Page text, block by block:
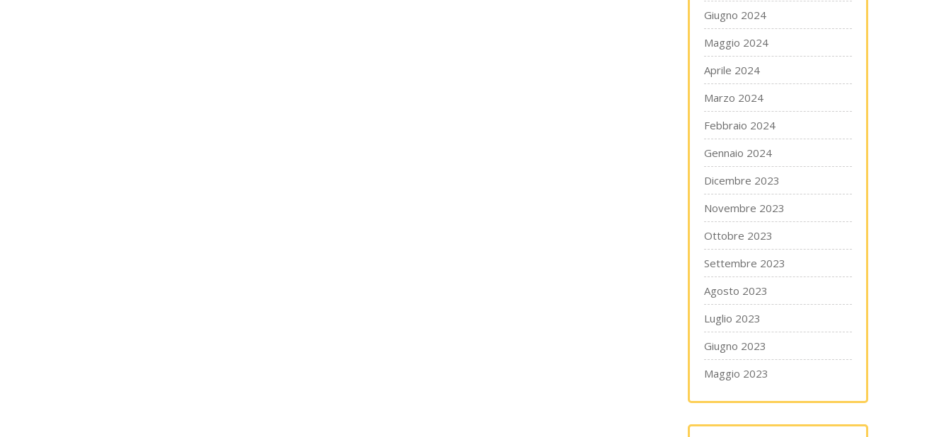
Giugno 2024
Maggio 2024
Aprile 2024
Marzo 2024
Febbraio 2024
Gennaio 2024
Dicembre 2023
Novembre 2023
Ottobre 2023
Settembre 2023
Agosto 2023
Luglio 2023
Giugno 2023
Maggio 2023